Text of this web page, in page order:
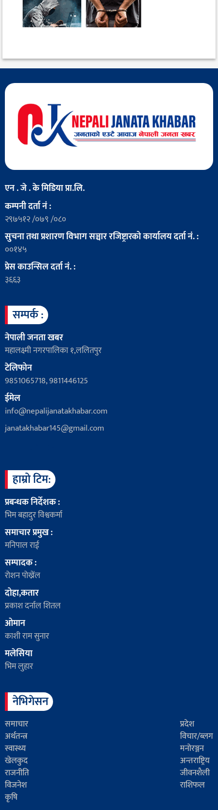
एन . जे . के मिडिया प्रा.लि.
कम्पनी दर्ता नं :
२९७५१२ /०७९ /०८०
सुचना तथा प्रशारण विभाग सञ्चार रजिष्ट्रारको कार्यालय दर्ता नं. :
००१४५
प्रेस काउन्सिल दर्ता नं. :
३६६३
सम्पर्क :
नेपाली जनता खबर
महालक्ष्मी नगरपालिका १,ललितपुर
टेलिफोन
9851065718, 9811446125
ईमेल
info@nepalijanatakhabar.com
janatakhabar145@gmail.com
हाम्रो टिम:
प्रबन्धक निर्देशक :
भिम बहादुर विश्वकर्मा
समाचार प्रमुख :
मनिपाल राई
सम्पादक :
रोशन पोख्रेंल
दोहा,कतार
प्रकाश दर्नाल शितल
ओमान
काशी राम सुनार
मलेसिया
भिम लुहार
नेभिगेसन
समाचार
प्रदेश
अर्थतन्त्र
विचार/ब्लग
स्वास्थ्य
मनोरञ्जन
खेलकुद
अन्तराष्ट्रिय
राजनीति
जीवनशैली
विजनेश
राशिफल
कृषि